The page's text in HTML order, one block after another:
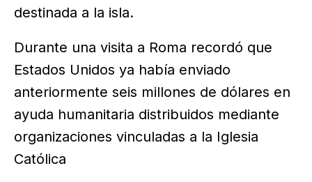
destinada a la isla.
Durante una visita a Roma recordó que
Estados Unidos ya había enviado
anteriormente seis millones de dólares en
ayuda humanitaria distribuidos mediante
organizaciones vinculadas a la Iglesia
Católica